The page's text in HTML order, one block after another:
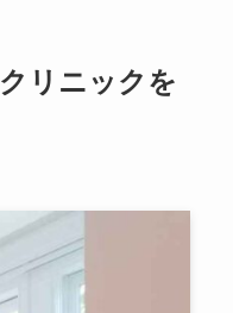
リニックを